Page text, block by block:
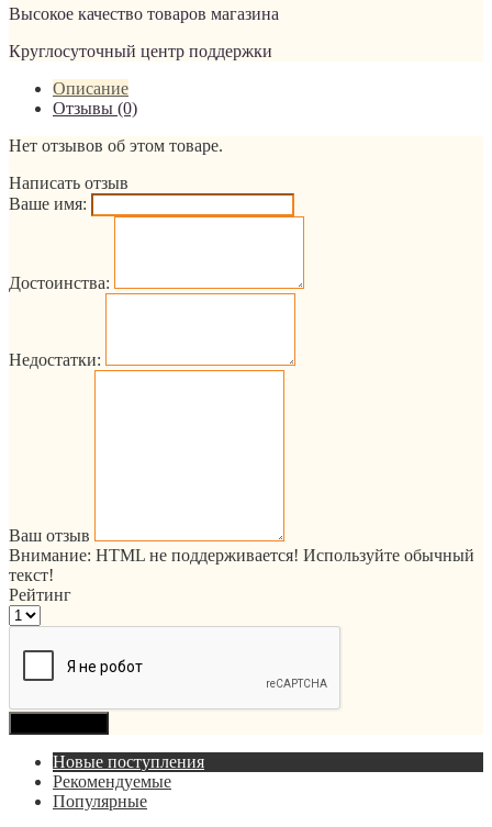
Высокое качество товаров магазина
Круглосуточный центр поддержки
Описание
Отзывы (0)
Нет отзывов об этом товаре.
Написать отзыв
Ваше имя:
Достоинства:
Недостатки:
Ваш отзыв
Внимание: HTML не поддерживается! Используйте обычный
текст!
Рейтинг
Новые поступления
Рекомендуемые
Популярные